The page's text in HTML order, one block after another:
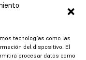
tecnologías como las
del dispositivo. El
procesar datos como